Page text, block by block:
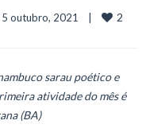
5 outubro, 2021    |
2
sarau poético e
atividade do mês é
(BA)